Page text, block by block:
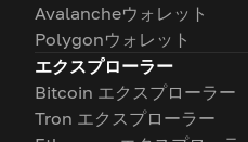
Avalancheウォレット
Polygonウォレット
エクスプローラー
Bitcoin エクスプローラー
Tron エクスプローラー